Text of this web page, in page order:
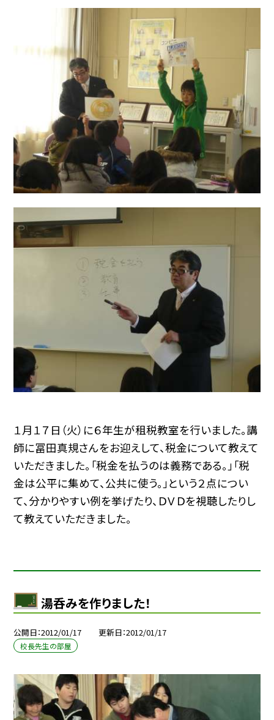
１月１７日（火）に６年生が租税教室を行いました。講
師に冨田真規さんをお迎えして、税金について教えて
いただきました。「税金を払うのは義務である。」「税
金は公平に集めて、公共に使う。」という２点につい
て、分かりやすい例を挙げたり、ＤＶＤを視聴したりし
て教えていただきました。
湯呑みを作りました！
公開日 2012/01/17 更新日 2012/01/17
校長先生の部屋